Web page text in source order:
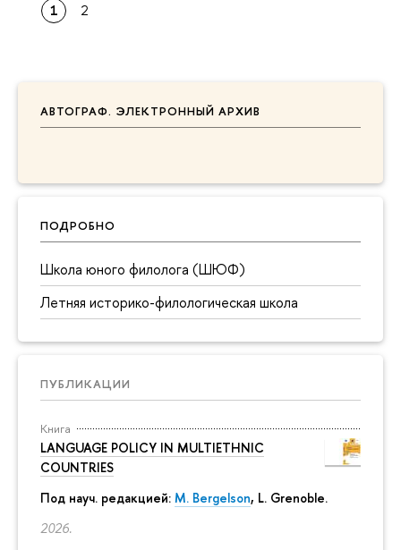
АВТОГРАФ. ЭЛЕКТРОННЫЙ АРХИВ
ПОДРОБНО
Школа юного филолога (ШЮФ)
Летняя историко-филологическая школа
ПУБЛИКАЦИИ
Книга
LANGUAGE POLICY IN MULTIETHNIC
COUNTRIES
Под науч. редакцией: M. Bergelson, L. Grenoble.
2026.
1 2